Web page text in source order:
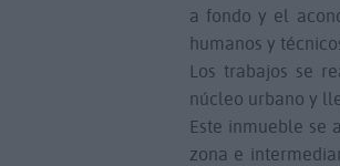
a fondo y el
humanos y
Los trabajos se
núcleo urbano y
Este inmueble se
zona e